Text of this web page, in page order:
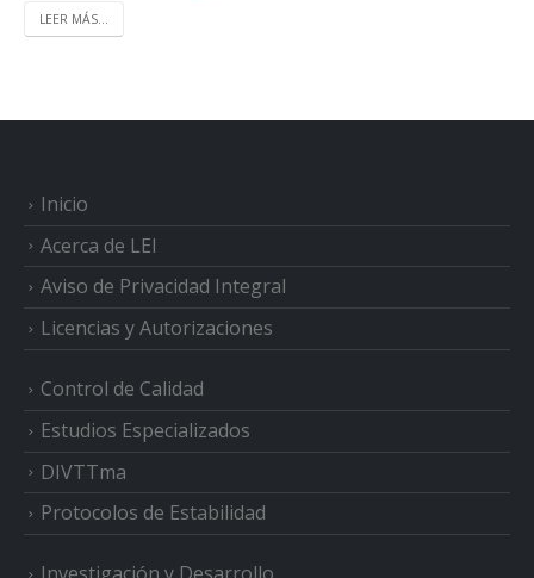
LEER MÁS...
Inicio
Acerca de LEI
Aviso de Privacidad Integral
Licencias y Autorizaciones
Control de Calidad
Estudios Especializados
DIVTTma
Protocolos de Estabilidad